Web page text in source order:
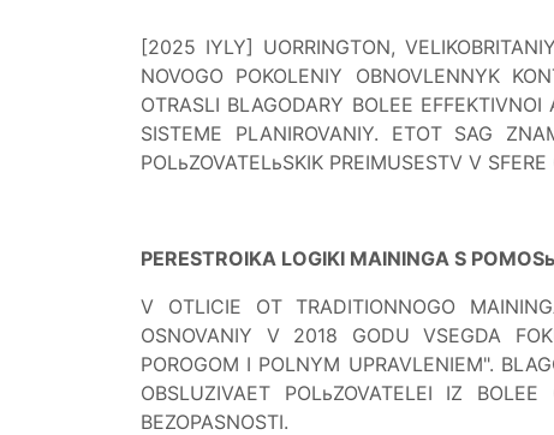
[2025 IYLY] UORRINGTON,
NOVOGO POKOLENIY OBNOVLENNYK
OTRASLI BLAGODARY BOLEE
SISTEME PLANIROVANIY. ETOT SAG
POLьZOVATELьSKIK PREIMUSESTV V
PERESTROIKA LOGIKI MAININGA S
V OTLICIE OT TRADITIONNOGO
OSNOVANIY V 2018 GODU VSEGDA
POROGOM I POLNYM UPRAVLENIEM".
OBSLUZIVAET POLьZOVATELEI IZ
BEZOPASNOSTI.